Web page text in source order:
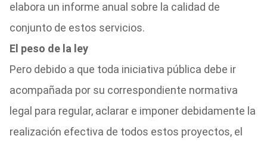
elabora un informe anual sobre la calidad de
conjunto de estos servicios.
El peso de la ley
Pero debido a que toda iniciativa pública debe ir
acompañada por su correspondiente normativa
legal para regular, aclarar e imponer debidamente la
realización efectiva de todos estos proyectos, el